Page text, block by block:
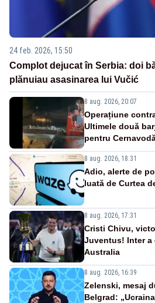
24 feb. 2026, 15:50
Complot dejucat în Serbia: doi
plănuiau asasinarea lui Vučić
8 aug. 2026, 20:07
Operațiune
Ultimele două
pentru
8 aug. 2026, 18:31
Adio, alerte de
luată de Curtea
8 aug. 2026, 17:31
Cristi Chivu,
Juventus! Inter
Australia
8 aug. 2026, 16:39
Zelenski, mesaj
Belgrad: